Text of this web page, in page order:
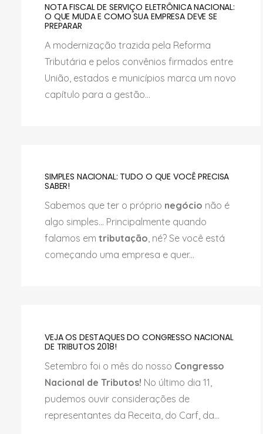
NOTA FISCAL DE SERVIÇO ELETRÔNICA NACIONAL:
O QUE MUDA E COMO SUA EMPRESA DEVE SE
PREPARAR
A modernização trazida pela Reforma
Tributária e pelos convênios firmados entre
União, estados e municípios marca um novo
capítulo para a gestão...
SIMPLES NACIONAL: TUDO O QUE VOCÊ PRECISA
SABER!
Sabemos que ter o próprio negócio não é
algo simples... Principalmente quando
falamos em tributação, né? Se você está
começando uma empresa e quer...
VEJA OS DESTAQUES DO CONGRESSO NACIONAL
DE TRIBUTOS 2018!
Setembro foi o mês do nosso Congresso
Nacional de Tributos! No último dia 11,
pudemos ouvir considerações de
representantes da Receita, do Carf, da...